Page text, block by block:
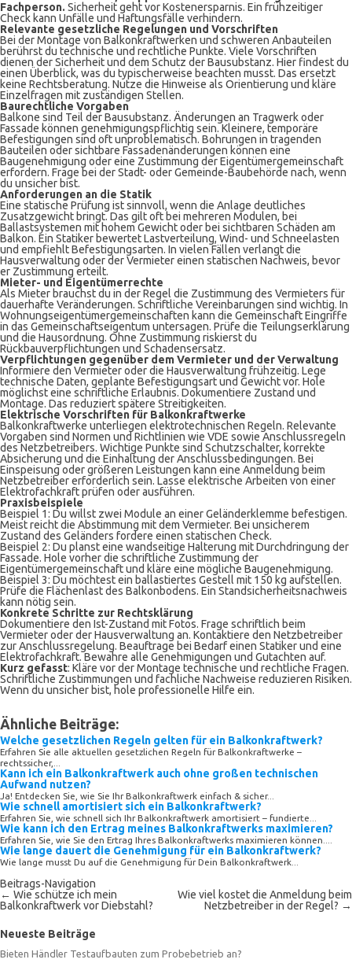
Fachperson. Sicherheit geht vor Kostenersparnis. Ein frühzeitiger
Check kann Unfälle und Haftungsfälle verhindern.
Relevante gesetzliche Regelungen und Vorschriften
Bei der Montage von Balkonkraftwerken und schweren Anbauteilen
berührst du technische und rechtliche Punkte. Viele Vorschriften
dienen der Sicherheit und dem Schutz der Bausubstanz. Hier findest du
einen Überblick, was du typischerweise beachten musst. Das ersetzt
keine Rechtsberatung. Nutze die Hinweise als Orientierung und kläre
Einzelfragen mit zuständigen Stellen.
Baurechtliche Vorgaben
Balkone sind Teil der Bausubstanz. Änderungen an Tragwerk oder
Fassade können genehmigungspflichtig sein. Kleinere, temporäre
Befestigungen sind oft unproblematisch. Bohrungen in tragenden
Bauteilen oder sichtbare Fassadenänderungen können eine
Baugenehmigung oder eine Zustimmung der Eigentümergemeinschaft
erfordern. Frage bei der Stadt- oder Gemeinde-Baubehörde nach, wenn
du unsicher bist.
Anforderungen an die Statik
Eine statische Prüfung ist sinnvoll, wenn die Anlage deutliches
Zusatzgewicht bringt. Das gilt oft bei mehreren Modulen, bei
Ballastsystemen mit hohem Gewicht oder bei sichtbaren Schäden am
Balkon. Ein Statiker bewertet Lastverteilung, Wind- und Schneelasten
und empfiehlt Befestigungsarten. In vielen Fällen verlangt die
Hausverwaltung oder der Vermieter einen statischen Nachweis, bevor
er Zustimmung erteilt.
Mieter- und Eigentümerrechte
Als Mieter brauchst du in der Regel die Zustimmung des Vermieters für
dauerhafte Veränderungen. Schriftliche Vereinbarungen sind wichtig. In
Wohnungseigentümergemeinschaften kann die Gemeinschaft Eingriffe
in das Gemeinschaftseigentum untersagen. Prüfe die Teilungserklärung
und die Hausordnung. Ohne Zustimmung riskierst du
Rückbauverpflichtungen und Schadensersatz.
Verpflichtungen gegenüber dem Vermieter und der Verwaltung
Informiere den Vermieter oder die Hausverwaltung frühzeitig. Lege
technische Daten, geplante Befestigungsart und Gewicht vor. Hole
möglichst eine schriftliche Erlaubnis. Dokumentiere Zustand und
Montage. Das reduziert spätere Streitigkeiten.
Elektrische Vorschriften für Balkonkraftwerke
Balkonkraftwerke unterliegen elektrotechnischen Regeln. Relevante
Vorgaben sind Normen und Richtlinien wie VDE sowie Anschlussregeln
des Netzbetreibers. Wichtige Punkte sind Schutzschalter, korrekte
Absicherung und die Einhaltung der Anschlussbedingungen. Bei
Einspeisung oder größeren Leistungen kann eine Anmeldung beim
Netzbetreiber erforderlich sein. Lasse elektrische Arbeiten von einer
Elektrofachkraft prüfen oder ausführen.
Praxisbeispiele
Beispiel 1: Du willst zwei Module an einer Geländerklemme befestigen.
Meist reicht die Abstimmung mit dem Vermieter. Bei unsicherem
Zustand des Geländers fordere einen statischen Check.
Beispiel 2: Du planst eine wandseitige Halterung mit Durchdringung der
Fassade. Hole vorher die schriftliche Zustimmung der
Eigentümergemeinschaft und kläre eine mögliche Baugenehmigung.
Beispiel 3: Du möchtest ein ballastiertes Gestell mit 150 kg aufstellen.
Prüfe die Flächenlast des Balkonbodens. Ein Standsicherheitsnachweis
kann nötig sein.
Konkrete Schritte zur Rechtsklärung
Dokumentiere den Ist-Zustand mit Fotos. Frage schriftlich beim
Vermieter oder der Hausverwaltung an. Kontaktiere den Netzbetreiber
zur Anschlussregelung. Beauftrage bei Bedarf einen Statiker und eine
Elektrofachkraft. Bewahre alle Genehmigungen und Gutachten auf.
Kurz gefasst: Kläre vor der Montage technische und rechtliche Fragen.
Schriftliche Zustimmungen und fachliche Nachweise reduzieren Risiken.
Wenn du unsicher bist, hole professionelle Hilfe ein.
Ähnliche Beiträge:
Welche gesetzlichen Regeln gelten für ein Balkonkraftwerk?
Erfahren Sie alle aktuellen gesetzlichen Regeln für Balkonkraftwerke –
rechtssicher,...
Kann ich ein Balkonkraftwerk auch ohne großen technischen
Aufwand nutzen?
Ja! Entdecken Sie, wie Sie Ihr Balkonkraftwerk einfach & sicher...
Wie schnell amortisiert sich ein Balkonkraftwerk?
Erfahren Sie, wie schnell sich Ihr Balkonkraftwerk amortisiert – fundierte...
Wie kann ich den Ertrag meines Balkonkraftwerks maximieren?
Erfahren Sie, wie Sie den Ertrag Ihres Balkonkraftwerks maximieren können....
Wie lange dauert die Genehmigung für ein Balkonkraftwerk?
Wie lange musst Du auf die Genehmigung für Dein Balkonkraftwerk...
Beitrags-Navigation
← Wie schütze ich mein
Balkonkraftwerk vor Diebstahl?
Wie viel kostet die Anmeldung beim
Netzbetreiber in der Regel? →
Neueste Beiträge
Bieten Händler Testaufbauten zum Probebetrieb an?